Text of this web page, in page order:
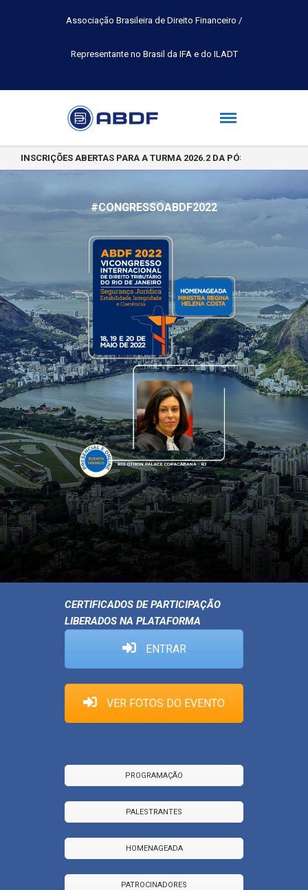
Associação Brasileira de Direito Financeiro /
Representante no Brasil da IFA e do ILADT
INSCRIÇÕES ABERTAS PARA A TURMA 2026.2 DA PÓS-
#CONGRESSOABDF2022
CERTIFICADOS DE PARTICIPAÇÃO
LIBERADOS NA PLATAFORMA
ENTRAR
VER FOTOS DO EVENTO
PROGRAMAÇÃO
PALESTRANTES
HOMENAGEADA
PATROCINADORES